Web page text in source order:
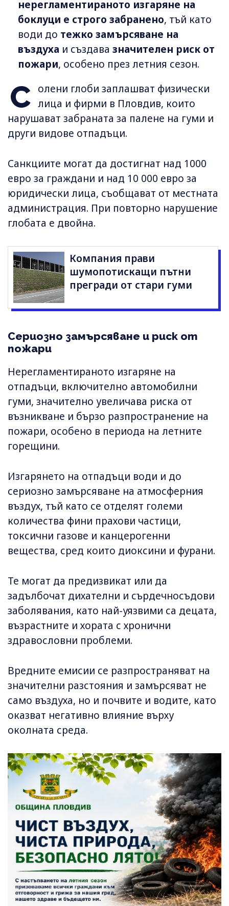
нерегламентираното изгаряне на
боклуци е строго забранено, тъй като
води до тежко замърсяване на
въздуха и създава значителен риск от
пожари, особено през летния сезон.
С олени глоби заплашват физически
лица и фирми в Пловдив, които
нарушават забраната за палене на гуми и
други видове отпадъци.
Санкциите могат да достигнат над 1000
евро за граждани и над 10 000 евро за
юридически лица, съобщават от местната
администрация. При повторно нарушение
глобата е двойна.
Компания прави
шумопотискащи пътни
прегради от стари гуми
Сериозно замърсяване и риск от
пожари
Нерегламентираното изгаряне на
отпадъци, включително автомобилни
гуми, значително увеличава риска от
възникване и бързо разпространение на
пожари, особено в периода на летните
горещини.
Изгарянето на отпадъци води и до
сериозно замърсяване на атмосферния
въздух, тъй като се отделят големи
количества фини прахови частици,
токсични газове и канцерогенни
вещества, сред които диоксини и фурани.
Те могат да предизвикат или да
задълбочат дихателни и сърдечносъдови
заболявания, като най-уязвими са децата,
възрастните и хората с хронични
здравословни проблеми.
Вредните емисии се разпространяват на
значителни разстояния и замърсяват не
само въздуха, но и почвите и водите, като
оказват негативно влияние върху
околната среда.